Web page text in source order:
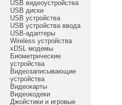
USB видеоустройства
USB диски
USB устройства
USB устройства ввода
USB-адаптеры
Wireless устройства
xDSL модемы
Биометрические
устройства
Видеозаписывающие
устройства
Видеокарты
Видеокодеки
Джойстики и игровые